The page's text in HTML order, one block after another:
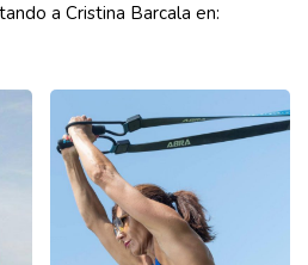
a Cristina Barcala en: